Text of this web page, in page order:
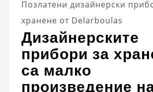
Позлатени дизайнерски
хранене от Delarboulas
Дизайнерските
прибори за
са малко
произведение